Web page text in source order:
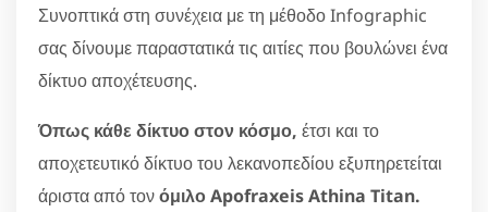
Συνοπτικά στη συνέχεια με τη μέθοδο Infographic
σας δίνουμε παραστατικά τις αιτίες που βουλώνει ένα
δίκτυο αποχέτευσης.
Όπως κάθε δίκτυο στον κόσμο, έτσι και το
αποχετευτικό δίκτυο του λεκανοπεδίου εξυπηρετείται
άριστα από τονόμιλο Apofraxeis Athina Titan.